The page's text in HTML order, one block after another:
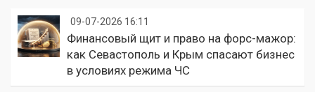
09-07-2026 16:11
Финансовый щит и право на форс-мажор:
как Севастополь и Крым спасают бизнес
в условиях режима ЧС